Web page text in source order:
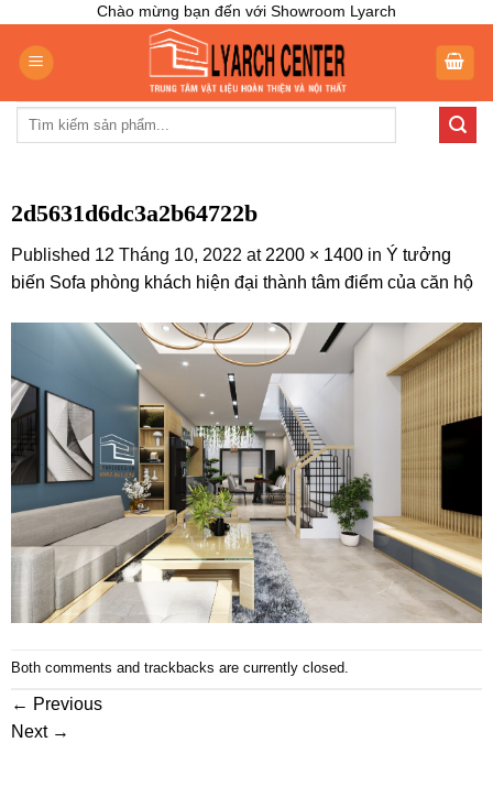
content
Chào mừng bạn đến với Showroom Lyarch
Tìm
2d5631d6dc3a2b64722b
Published 12 Tháng 10, 2022 at 2200 × 1400 in Ý tưởng
biến Sofa phòng khách hiện đại thành tâm điểm của căn hộ
Both comments and trackbacks are currently closed.
← Previous
Next →